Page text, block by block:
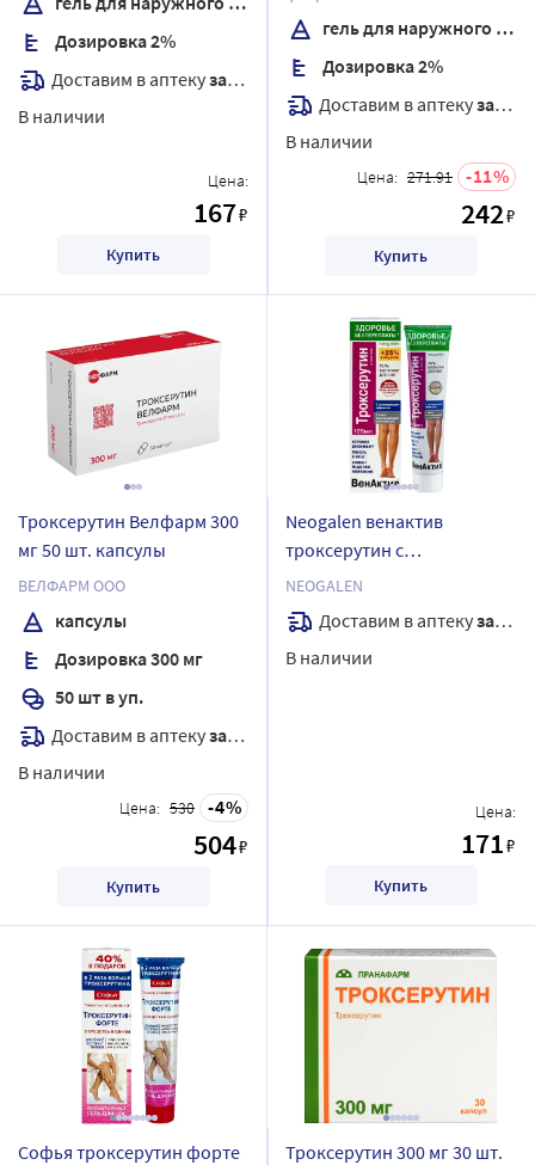
Дозировка 2%
Доставим в аптекузавтра
В наличии
Цена:
167₽
Купить
гель для наружного применения
Дозировка 2%
Доставим в аптекузавтра
В наличии
Цена: 271.91 11
242₽
Купить
Троксерутин Велфарм 300
мг 50 шт. капсулы
ВЕЛФАРМ ООО
капсулы
Дозировка 300 мг
50 шт в уп.
Доставим в аптекузавтра
В наличии
Цена: 530 4
504₽
Купить
Neogalen венактив
троксерутин с
охлаждающим эффектом
гель-бальзам для ног 125
мл
NEOGALEN
Доставим в аптекузавтра
В наличии
Цена:
171₽
Купить
Софья троксерутин форте
Троксерутин 300 мг 30 шт.